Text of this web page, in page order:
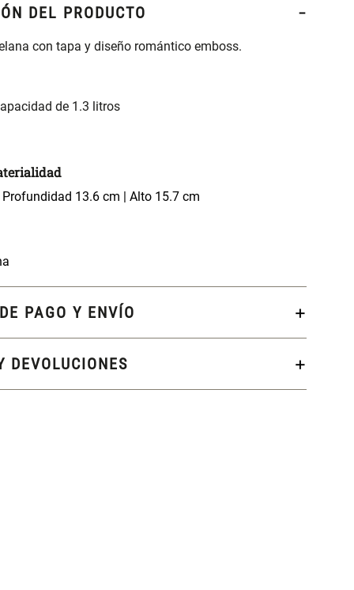
DEL PRODUCTO
con tapa y diseño romántico emboss.
de 1.3 litros
13.6 cm | Alto 15.7 cm
PAGO Y ENVÍO
DEVOLUCIONES